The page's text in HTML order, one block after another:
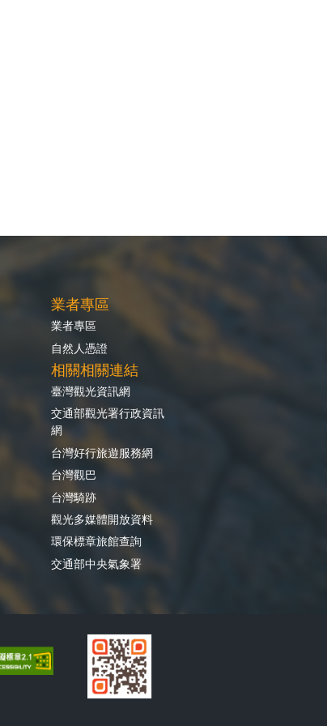
業者專區
業者專區
自然人憑證
相關相關連結
臺灣觀光資訊網
交通部觀光署行政資訊
網
台灣好行旅遊服務網
台灣觀巴
台灣騎跡
觀光多媒體開放資料
環保標章旅館查詢
交通部中央氣象署